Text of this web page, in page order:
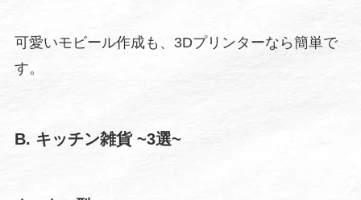
可愛いモビール作成も、3Dプリンターなら簡単で
す。
B. キッチン雑貨~3選~